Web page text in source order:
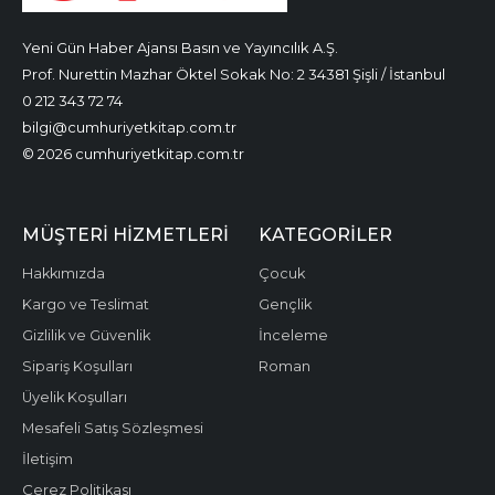
Yeni Gün Haber Ajansı Basın ve Yayıncılık A.Ş.
Prof. Nurettin Mazhar Öktel Sokak No: 2 34381 Şişli / İstanbul
0 212 343 72 74
bilgi@cumhuriyetkitap.com.tr
© 2026 cumhuriyetkitap.com.tr
MÜŞTERI HIZMETLERI
Hakkımızda
Kargo ve Teslimat
Gizlilik ve Güvenlik
Sipariş Koşulları
Üyelik Koşulları
Mesafeli Satış Sözleşmesi
İletişim
Çerez Politikası
KATEGORILER
Çocuk
Gençlik
İnceleme
Roman